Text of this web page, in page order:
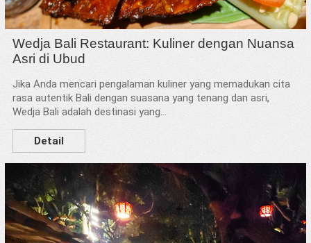
Wedja Bali Restaurant: Kuliner dengan Nuansa
Asri di Ubud
Jika Anda mencari pengalaman kuliner yang memadukan cita
rasa autentik Bali dengan suasana yang tenang dan asri,
Wedja Bali adalah destinasi yang...
Detail